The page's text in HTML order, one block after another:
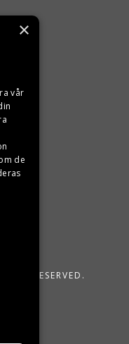
RESERVED.
×
vår
de